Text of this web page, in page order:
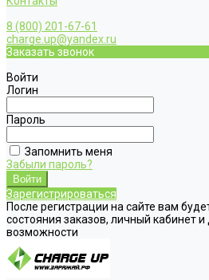
8 (800) 201-67-61
charge.up@yandex.ru
Заказать звонок
Войти
Логин
Пароль
Запомнить меня
Забыли пароль?
Зарегистрироваться
После регистрации на сайте вам
состояния заказов, личный кабинет
возможности